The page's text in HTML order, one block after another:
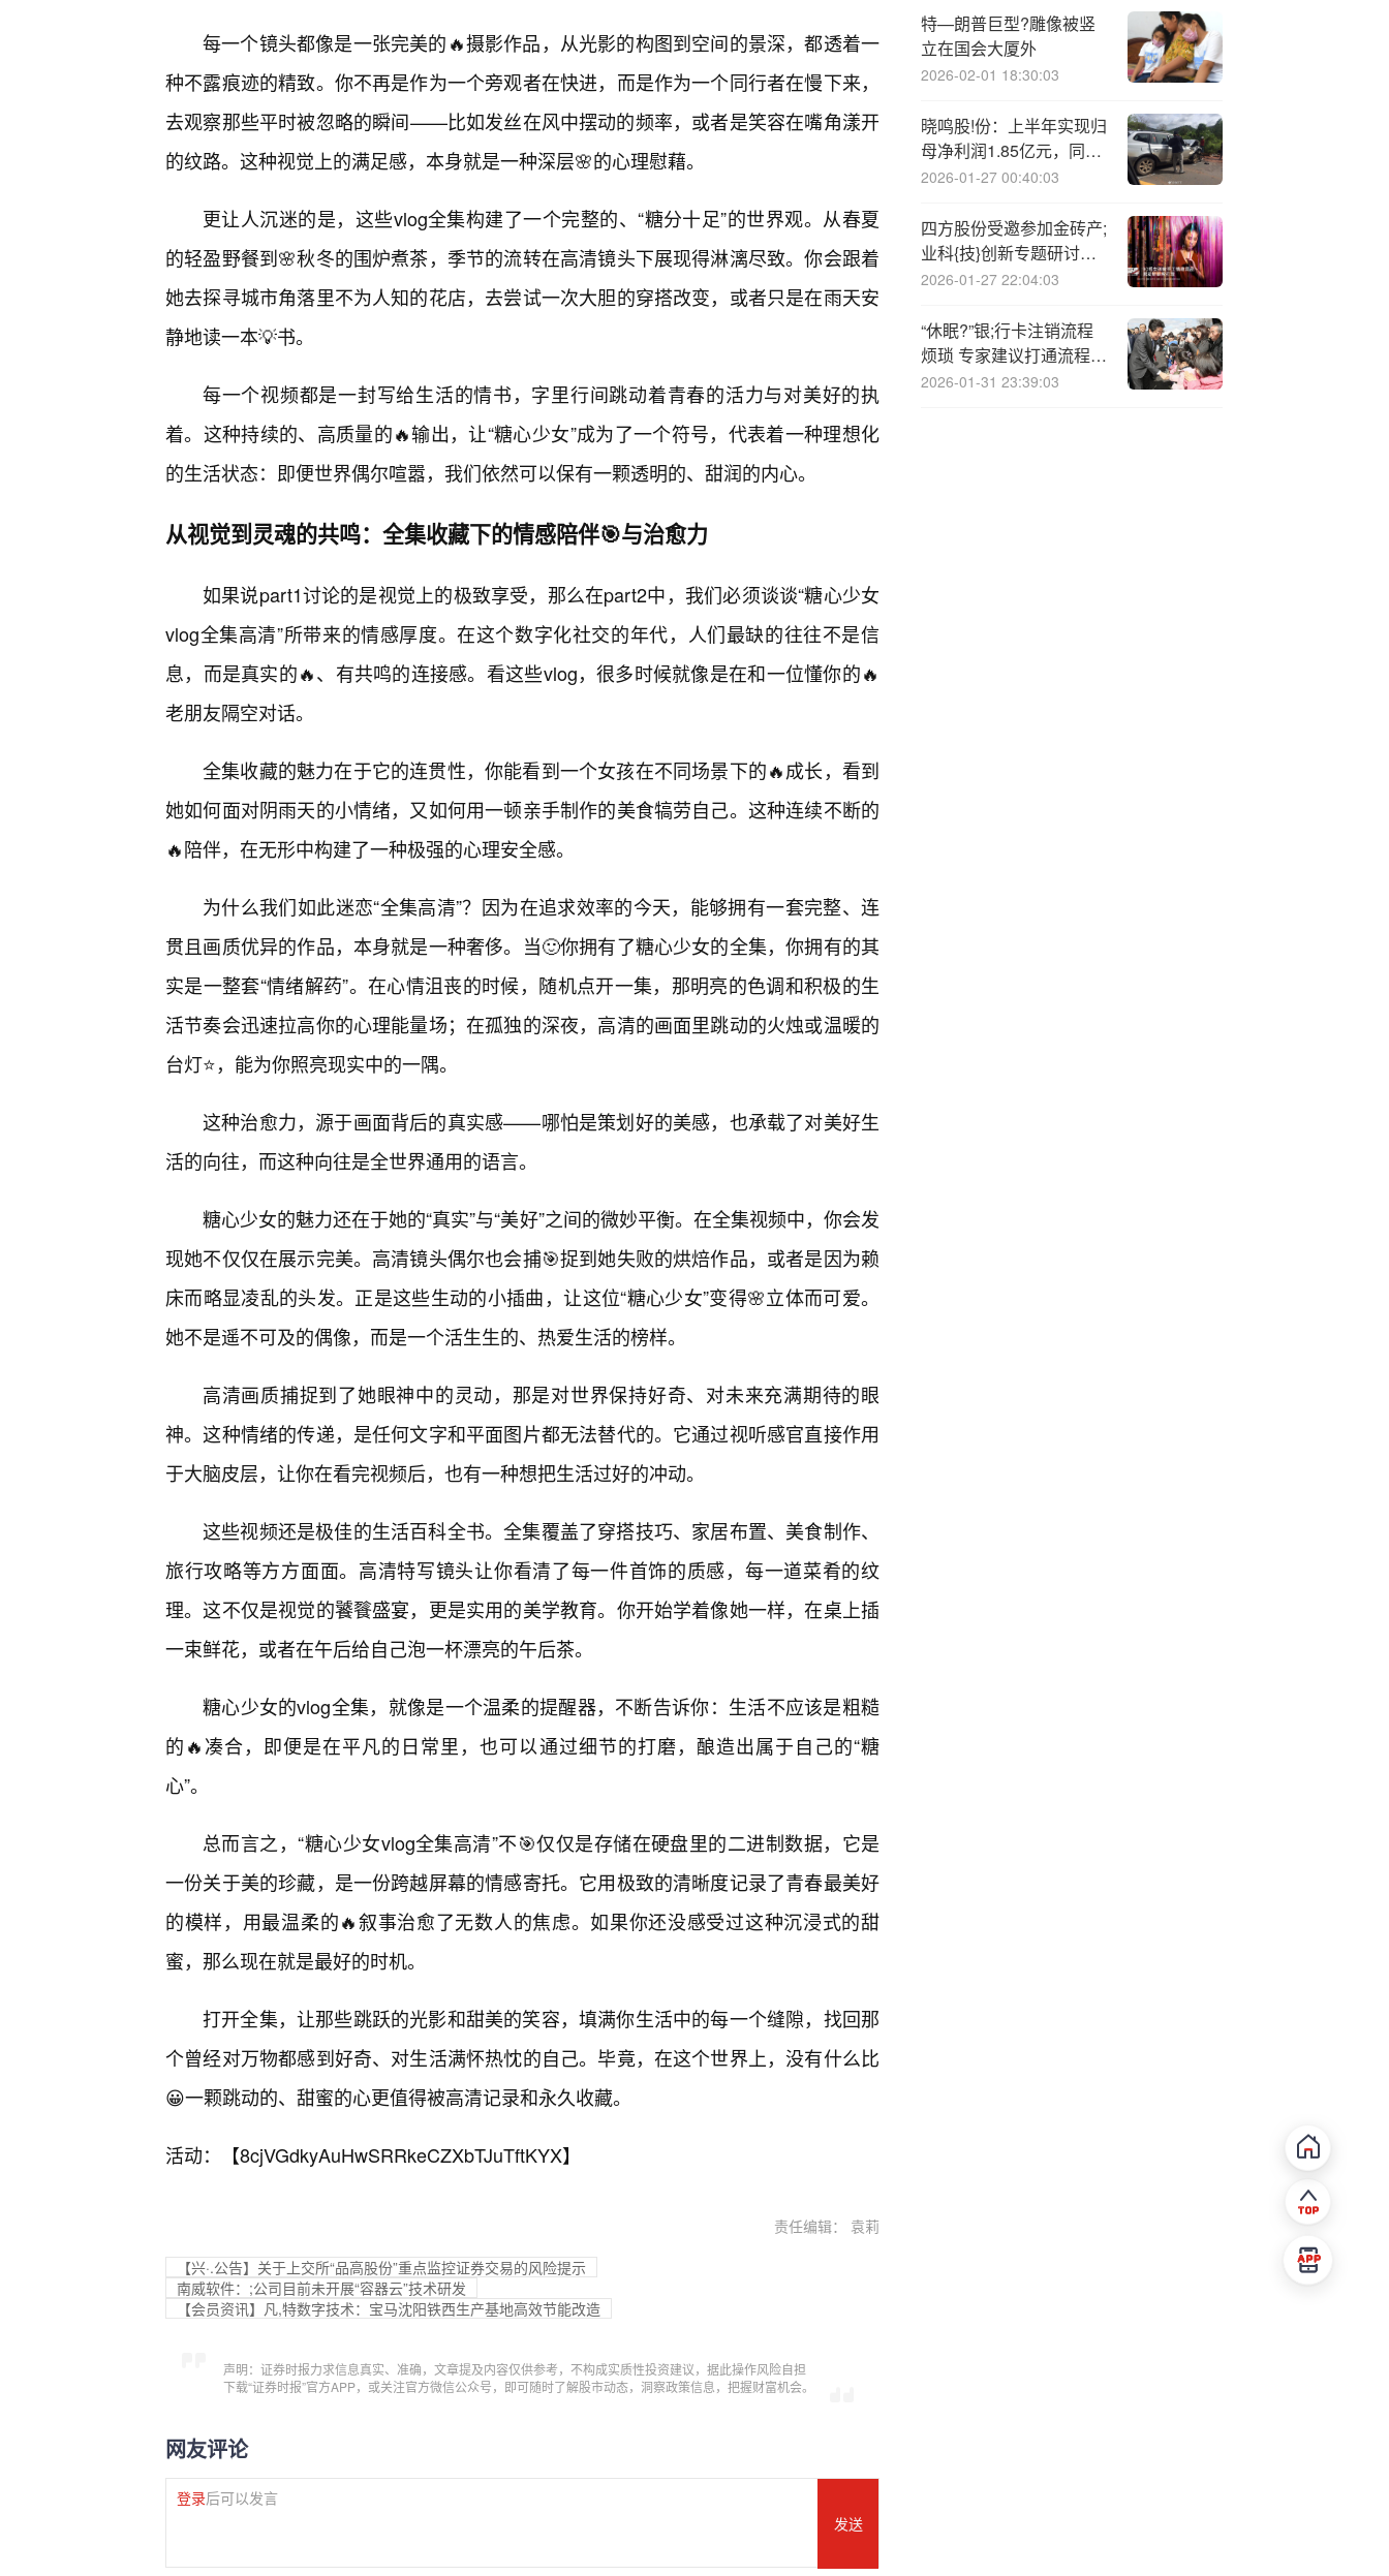
每一个镜头都像是一张完美的🔥摄影作品，从光影的构图到空间的景深，都透着一
种不露痕迹的精致。你不再是作为一个旁观者在快进，而是作为一个同行者在慢下来，
去观察那些平时被忽略的瞬间——比如发丝在风中摆动的频率，或者是笑容在嘴角漾开
的纹路。这种视觉上的满足感，本身就是一种深层🌸的心理慰藉。
更让人沉迷的是，这些vlog全集构建了一个完整的、“糖分十足”的世界观。从春夏
的轻盈野餐到🌸秋冬的围炉煮茶，季节的流转在高清镜头下展现得淋漓尽致。你会跟着
她去探寻城市角落里不为人知的花店，去尝试一次大胆的穿搭改变，或者只是在雨天安
静地读一本💡书。
每一个视频都是一封写给生活的情书，字里行间跳动着青春的活力与对美好的执
着。这种持续的、高质量的🔥输出，让“糖心少女”成为了一个符号，代表着一种理想化
的生活状态：即便世界偶尔喧嚣，我们依然可以保有一颗透明的、甜润的内心。
从视觉到灵魂的共鸣：全集收藏下的情感陪伴🎯与治愈力
如果说part1讨论的是视觉上的极致享受，那么在part2中，我们必须谈谈“糖心少女
vlog全集高清”所带来的情感厚度。在这个数字化社交的年代，人们最缺的往往不是信
息，而是真实的🔥、有共鸣的连接感。看这些vlog，很多时候就像是在和一位懂你的🔥
老朋友隔空对话。
全集收藏的魅力在于它的连贯性，你能看到一个女孩在不同场景下的🔥成长，看到
她如何面对阴雨天的小情绪，又如何用一顿亲手制作的美食犒劳自己。这种连续不断的
🔥陪伴，在无形中构建了一种极强的心理安全感。
为什么我们如此迷恋“全集高清”？因为在追求效率的今天，能够拥有一套完整、连
贯且画质优异的作品，本身就是一种奢侈。当🙂你拥有了糖心少女的全集，你拥有的其
实是一整套“情绪解药”。在心情沮丧的时候，随机点开一集，那明亮的色调和积极的生
活节奏会迅速拉高你的心理能量场；在孤独的深夜，高清的画面里跳动的火烛或温暖的
台灯⭐，能为你照亮现实中的一隅。
这种治愈力，源于画面背后的真实感——哪怕是策划好的美感，也承载了对美好生
活的向往，而这种向往是全世界通用的语言。
糖心少女的魅力还在于她的“真实”与“美好”之间的微妙平衡。在全集视频中，你会发
现她不仅仅在展示完美。高清镜头偶尔也会捕🎯捉到她失败的烘焙作品，或者是因为赖
床而略显凌乱的头发。正是这些生动的小插曲，让这位“糖心少女”变得🌸立体而可爱。
她不是遥不可及的偶像，而是一个活生生的、热爱生活的榜样。
高清画质捕捉到了她眼神中的灵动，那是对世界保持好奇、对未来充满期待的眼
神。这种情绪的传递，是任何文字和平面图片都无法替代的。它通过视听感官直接作用
于大脑皮层，让你在看完视频后，也有一种想把生活过好的冲动。
这些视频还是极佳的生活百科全书。全集覆盖了穿搭技巧、家居布置、美食制作、
旅行攻略等方方面面。高清特写镜头让你看清了每一件首饰的质感，每一道菜肴的纹
理。这不仅是视觉的饕餮盛宴，更是实用的美学教育。你开始学着像她一样，在桌上插
一束鲜花，或者在午后给自己泡一杯漂亮的午后茶。
糖心少女的vlog全集，就像是一个温柔的提醒器，不断告诉你：生活不应该是粗糙
的🔥凑合，即便是在平凡的日常里，也可以通过细节的打磨，酿造出属于自己的“糖
心”。
总而言之，“糖心少女vlog全集高清”不🎯仅仅是存储在硬盘里的二进制数据，它是
一份关于美的珍藏，是一份跨越屏幕的情感寄托。它用极致的清晰度记录了青春最美好
的模样，用最温柔的🔥叙事治愈了无数人的焦虑。如果你还没感受过这种沉浸式的甜
蜜，那么现在就是最好的时机。
打开全集，让那些跳跃的光影和甜美的笑容，填满你生活中的每一个缝隙，找回那
个曾经对万物都感到好奇、对生活满怀热忱的自己。毕竟，在这个世界上，没有什么比
😀一颗跳动的、甜蜜的心更值得被高清记录和永久收藏。
活动：【8cjVGdkyAuHwSRRkeCZXbTJuTftKYX】
责任编辑： 袁莉
【兴·.公告】关于上交所“品高股份”重点监控证券交易的风险提示
南威软件：;公司目前未开展“容器云”技术研发
【会员资讯】凡,特数字技术：宝马沈阳铁西生产基地高效节能改造
声明：证券时报力求信息真实、准确，文章提及内容仅供参考，不构成实质性投资建议，据此操作风险自担
下载“证券时报”官方APP，或关注官方微信公众号，即可随时了解股市动态，洞察政策信息，把握财富机会。
网友评论
登录后可以发言
发送
特—朗普巨型?雕像被竖
立在国会大厦外
2026-02-01 18:30:03
晓鸣股!份：上半年实现归
母净利润1.85亿元，同比
增长733.34%
2026-01-27 00:40:03
四方股份受邀参加金砖产;
业科{技}创新专题研讨会
并入选推介项目清单
2026-01-27 22:04:03
“休眠?”银;行卡注销流程
烦琐 专家建议打通流程壁
垒
2026-01-31 23:39:03